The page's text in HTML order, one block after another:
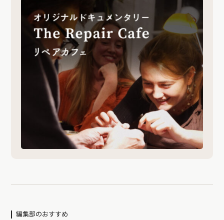
編集部のおすすめ